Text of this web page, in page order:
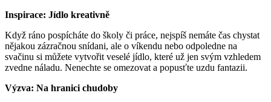
Inspirace: Jídlo kreativně
Když ráno pospícháte do školy či práce, nejspíš nemáte čas chystat
nějakou zázračnou snídani, ale o víkendu nebo odpoledne na
svačinu si můžete vytvořit veselé jídlo, které už jen svým vzhledem
zvedne náladu. Nenechte se omezovat a popusťte uzdu fantazii.
Výzva: Na hranici chudoby